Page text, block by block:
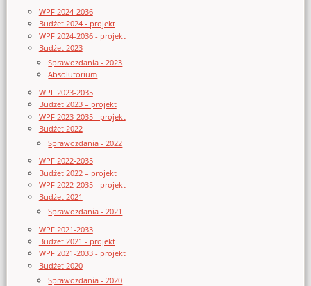
WPF 2024-2036
Budżet 2024 - projekt
WPF 2024-2036 - projekt
Budżet 2023
Sprawozdania - 2023
Absolutorium
WPF 2023-2035
Budżet 2023 – projekt
WPF 2023-2035 - projekt
Budżet 2022
Sprawozdania - 2022
WPF 2022-2035
Budżet 2022 – projekt
WPF 2022-2035 - projekt
Budżet 2021
Sprawozdania - 2021
WPF 2021-2033
Budżet 2021 - projekt
WPF 2021-2033 - projekt
Budżet 2020
Sprawozdania - 2020